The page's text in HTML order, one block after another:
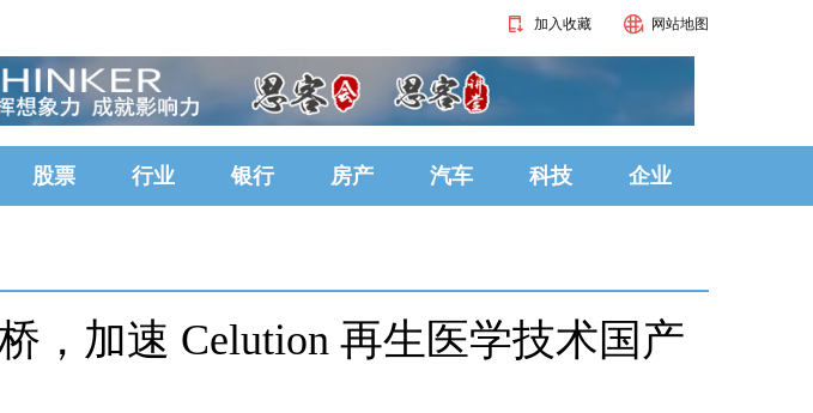
网站地图
加入收藏
股票 行业 银行 房产 汽车 科技 企业
，加速 Celution 再生医学技术国产